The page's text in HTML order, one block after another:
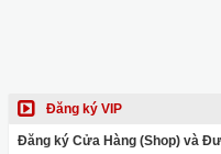
Đăng ký VIP
Đăng ký Cửa Hàng (Shop) và